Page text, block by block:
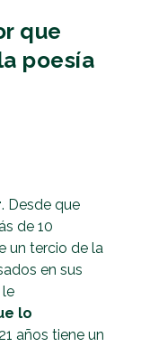
que
poesía
. Desde que
de 10
un tercio de la
en sus
le
lo
años tiene un